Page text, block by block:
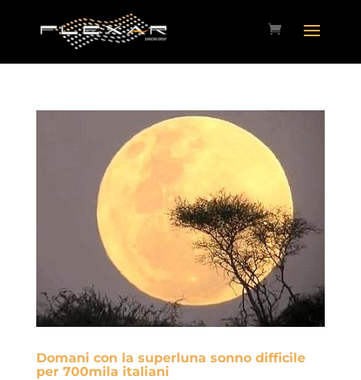
Domani con la superluna sonno difficile
per 700mila italiani